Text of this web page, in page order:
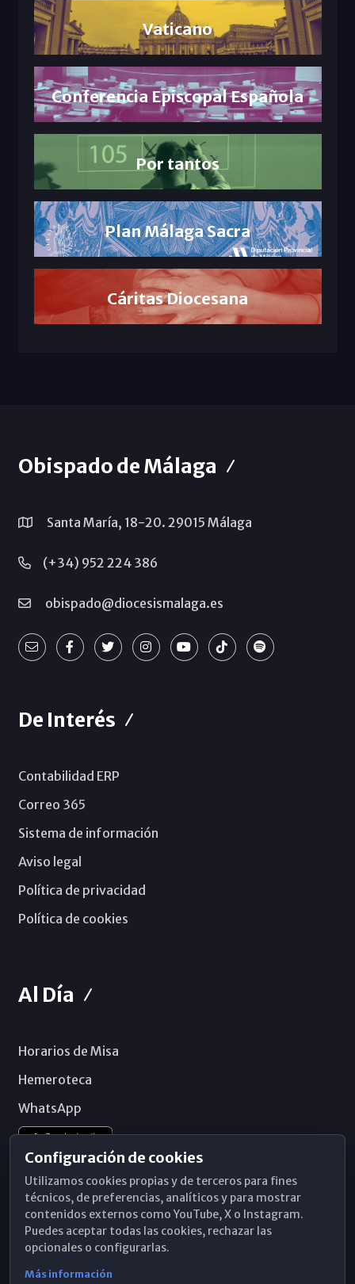
Vaticano
Conferencia Episcopal Española
Por tantos
Plan Málaga Sacra
Cáritas Diocesana
Obispado de Málaga
Santa María, 18-20. 29015 Málaga
(+34) 952 224 386
obispado@diocesismalaga.es
De Interés
Contabilidad ERP
Correo 365
Sistema de información
Aviso legal
Política de privacidad
Política de cookies
Al Día
Horarios de Misa
Hemeroteca
WhatsApp
Configuración de cookies
Utilizamos cookies propias y de terceros para fines
técnicos, de preferencias, analíticos y para mostrar
contenidos externos como YouTube, X o Instagram.
Puedes aceptar todas las cookies, rechazar las
opcionales o configurarlas.
Más información